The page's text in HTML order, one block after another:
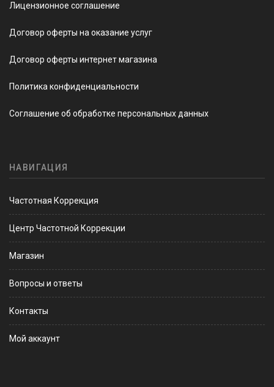
Лицензионное соглашение
Договор оферты на оказание услуг
Договор оферты интернет магазина
Политика конфиденциальности
Соглашение об обработке персональных данных
НАВИГАЦИЯ
Частотная Коррекция
Центр Частотной Коррекции
Магазин
Вопросы и ответы
Контакты
Мой аккаунт